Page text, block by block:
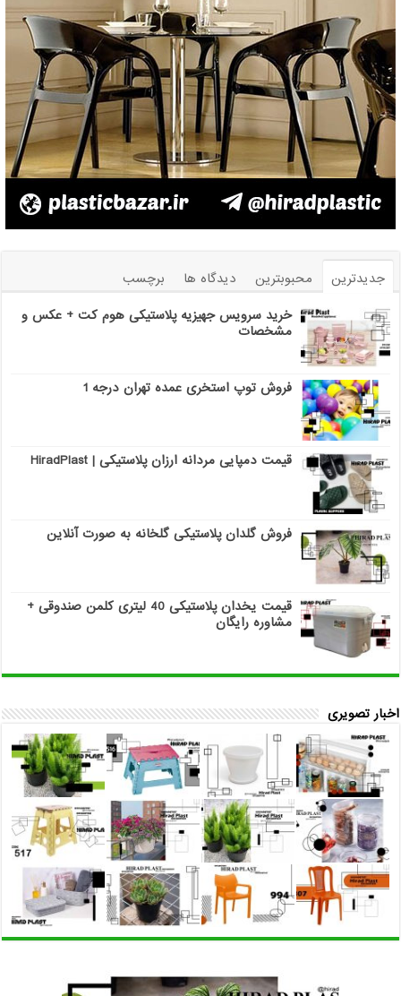
جدیدترین محبوبترین دیدگاه ها
برچسب
خرید سرویس جهیزیه پلاستیکی هوم کت + عکس و
مشخصات
فروش توپ استخری عمده تهران درجه 1
قیمت دمپایی مردانه ارزان پلاستیکی | HiradPlast
فروش گلدان پلاستیکی گلخانه به صورت آنلاین
قیمت یخدان پلاستیکی 40 لیتری کلمن صندوقی +
مشاوره رایگان
اخبار تصویری